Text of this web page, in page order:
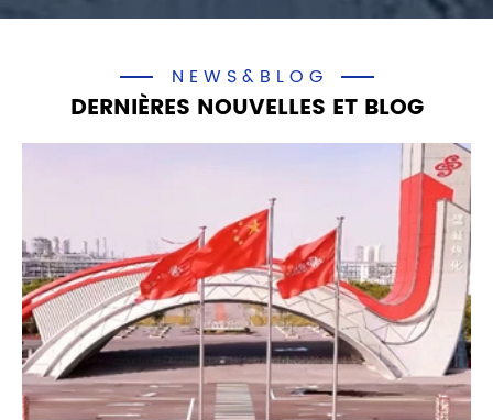
NEWS&BLOG
DERNIÈRES NOUVELLES ET BLOG